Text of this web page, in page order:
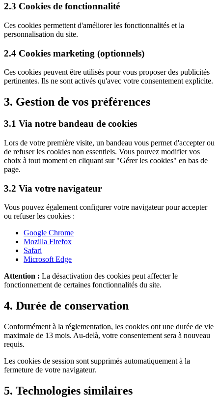
2.3 Cookies de fonctionnalité
Ces cookies permettent d'améliorer les fonctionnalités et la
personnalisation du site.
2.4 Cookies marketing (optionnels)
Ces cookies peuvent être utilisés pour vous proposer des publicités
pertinentes. Ils ne sont activés qu'avec votre consentement explicite.
3. Gestion de vos préférences
3.1 Via notre bandeau de cookies
Lors de votre première visite, un bandeau vous permet d'accepter ou
de refuser les cookies non essentiels. Vous pouvez modifier vos
choix à tout moment en cliquant sur "Gérer les cookies" en bas de
page.
3.2 Via votre navigateur
Vous pouvez également configurer votre navigateur pour accepter
ou refuser les cookies :
Google Chrome
Mozilla Firefox
Safari
Microsoft Edge
Attention : La désactivation des cookies peut affecter le
fonctionnement de certaines fonctionnalités du site.
4. Durée de conservation
Conformément à la réglementation, les cookies ont une durée de vie
maximale de 13 mois. Au-delà, votre consentement sera à nouveau
requis.
Les cookies de session sont supprimés automatiquement à la
fermeture de votre navigateur.
5. Technologies similaires